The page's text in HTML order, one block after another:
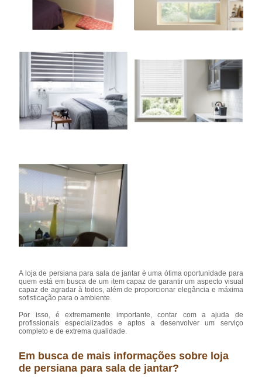
A loja de persiana para sala de jantar é uma ótima oportunidade para
quem está em busca de um item capaz de garantir um aspecto visual
capaz de agradar à todos, além de proporcionar elegância e máxima
sofisticação para o ambiente.
Por isso, é extremamente importante, contar com a ajuda de
profissionais especializados e aptos a desenvolver um serviço
completo e de extrema qualidade.
Em busca de mais informações sobre loja
de persiana para sala de jantar?